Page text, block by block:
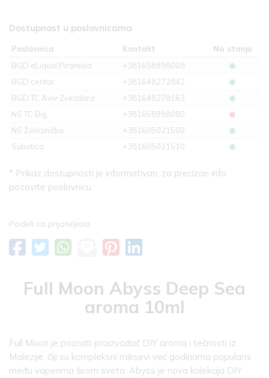
Dostupnost u poslovnicama
Poslovnica Kontakt
Na stanju
BGD eLiquid Piramida
+381658998008
BGD centar
+381648272842
BGD TC Aviv Zvezdara
+381648278163
NS TC Big
+381658998080
NS Železnička
+381605021500
Subotica
+381605021510
* Prikaz dostupnosti je informativan, za precizan info
pozovite poslovnicu
Podeli sa prijateljima
Full Moon Abyss Deep Sea
aroma 10ml
Full Moon je poznati proizvođač DIY aroma i tečnosti iz
Malezije, čiji su kompleksni miksevi već godinama popularni
među vaperima širom sveta. Abyss je nova kolekcija DIY